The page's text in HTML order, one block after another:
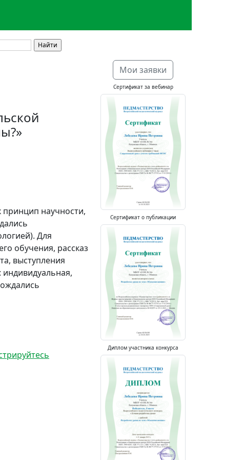
научности,
Для
обучения, рассказ
выступления
Мои заявки
Сертификат за вебинар
Сертификат о публикации
Диплом участника конкурса